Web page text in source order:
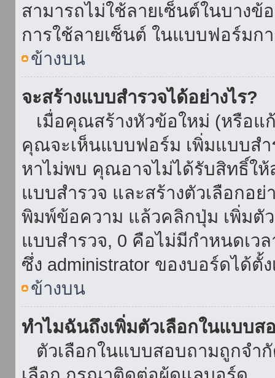
สามารถไม่ใช้ลายเซ็นต์ในบางข้
การใช้ลายเซ็นต์ ในแบบฟอร์มก
ข้างบน
จะสร้างแบบสำรวจได้อย่างไร?
เมื่อคุณสร้างหัวข้อใหม่ (หรือ
คุณจะเห็นแบบฟอร์ม เพิ่มแบบส
หาไม่พบ คุณอาจไม่ได้รับสิทธิ์ใ
แบบสำรวจ และสร้างตัวเลือกอย่
พิมพ์ข้อความ แล้วคลิกปุ่ม เพิ่มตั
แบบสำรวจ, 0 คือไม่มีกำหนดเว
ซึ่ง administrator ของบอร์ดได้ตั้ง
ข้างบน
ทำไมฉันถึงเพิ่มตัวเลือกในแบบส
ตัวเลือกในแบบสอบถามถูกจำ